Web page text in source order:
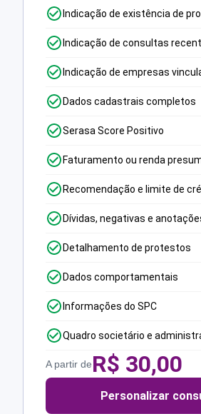
Indicação de existência de
Indicação de consultas
Indicação de empresas
Dados cadastrais completos
Serasa Score Positivo
Faturamento ou renda
Recomendação e limite de
Dívidas, negativas e
Detalhamento de protestos
Dados comportamentais
Informações do SPC
Quadro societário e
A partir deR$ 30,00
Personalizar